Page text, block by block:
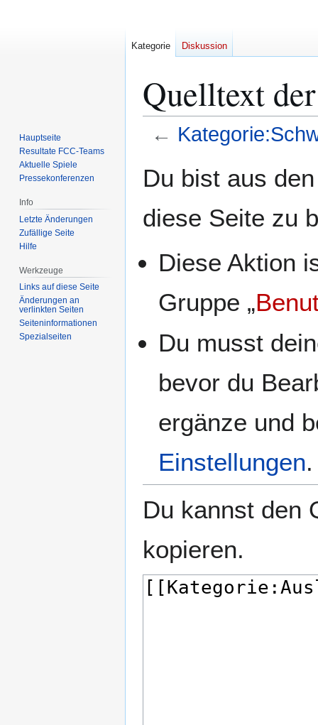
Quelltext
←
Navigation
Suche
Du bist aus
diese Seite zu
Diese Aktion
Gruppe „
Du musst
bevor du
ergänze und
Einstellungen.
Du kannst den
kopieren.
Kategorie Diskussion
Hauptseite
Resultate FCC-Teams
Aktuelle Spiele
Pressekonferenzen
Info
Letzte Änderungen
Zufällige Seite
Hilfe
Werkzeuge
Links auf diese Seite
Änderungen an
verlinkten Seiten
Seiten­­informationen
Spezialseiten